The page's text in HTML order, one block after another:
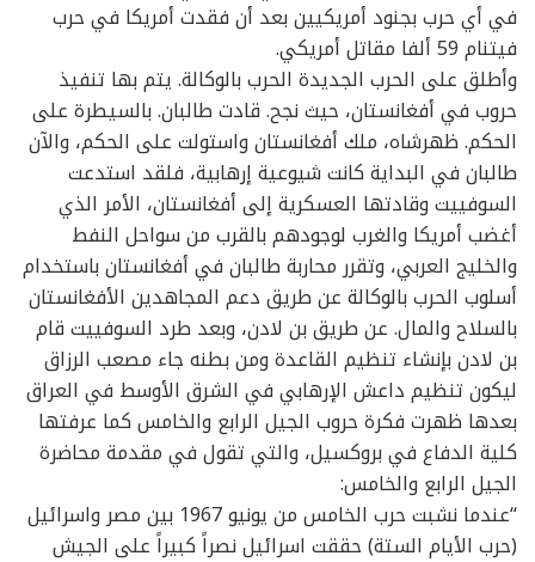
في أي حرب بجنود أمريكيين بعد أن فقدت أمريكا في حرب
فيتنام 59 ألفا مقاتل أمريكي.
وأطلق على الحرب الجديدة الحرب بالوكالة. يتم بها تنفيذ
حروب في أفغانستان، حيث نجح. قادت طالبان. بالسيطرة على
الحكم. ظهرشاه، ملك أفغانستان واستولت على الحكم، والآن
طالبان في البداية كانت شيوعية إرهابية، فلقد استدعت
السوفييت وقادتها العسكرية إلى أفغانستان، الأمر الذي
أغضب أمريكا والغرب لوجودهم بالقرب من سواحل النفط
والخليج العربي، وتقرر محاربة طالبان في أفغانستان باستخدام
أسلوب الحرب بالوكالة عن طريق دعم المجاهدين الأفغانستان
بالسلاح والمال. عن طريق بن لادن، وبعد طرد السوفييت قام
بن لادن بإنشاء تنظيم القاعدة ومن بطنه جاء مصعب الرزاق
ليكون تنظيم داعش الإرهابي في الشرق الأوسط في العراق
بعدها ظهرت فكرة حروب الجيل الرابع والخامس كما عرفتها
كلية الدفاع في بروكسيل، والتي تقول في مقدمة محاضرة
الجيل الرابع والخامس:
“عندما نشبت حرب الخامس من يونيو 1967 بين مصر واسرائيل
(حرب الأيام الستة) حققت اسرائيل نصراً كبيراً على الجيش